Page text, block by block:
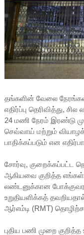
தங்களின் வேலை
எதிர்ப்பு தெரிவித்து,
24 மணி நேரம் இரண்டு
செவ்வாய் மற்றும்
பாதிக்கப்படும் என
சோர்வு, குறைக்கப்பட்ட
ஆகியவை குறித்த
லண்டனுக்கான
உறுதியளிக்கத்
ஆர்எம்டி (RMT)
புதிய பணி முறை